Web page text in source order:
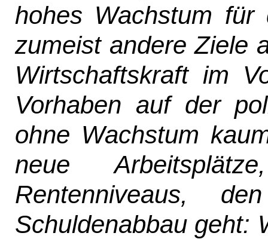
hohes Wachstum
zumeist andere Ziele
Wirtschaftskraft im
Vorhaben auf der
ohne Wachstum
neue
Rentenniveaus,
Schuldenabbau geht: